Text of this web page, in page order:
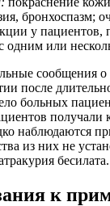
бронхоспазм;
у пациентов,
одним или
сообщения
после
больных
получали
наблюдаются
из них не
бесилата.
к